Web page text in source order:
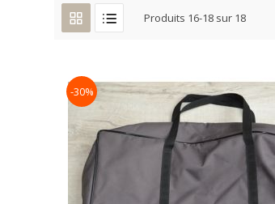
Produits 16-18 sur 18
-30%